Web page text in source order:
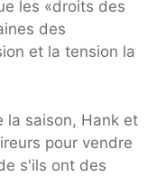
les «droits des
des
et la tension la
la saison, Hank et
pour vendre
s'ils ont des